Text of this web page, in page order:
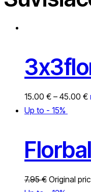
15.00 € – 45.00 €
Up to - 15%
7.95€ Original